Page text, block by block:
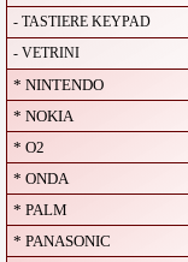
- TASTIERE KEYPAD
- VETRINI
* NINTENDO
* NOKIA
* O2
* ONDA
* PALM
* PANASONIC